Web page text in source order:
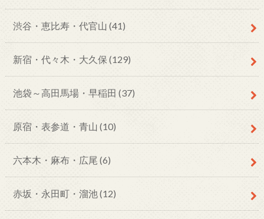
渋谷・恵比寿・代官山 (41)
新宿・代々木・大久保 (129)
池袋～高田馬場・早稲田 (37)
原宿・表参道・青山 (10)
六本木・麻布・広尾 (6)
赤坂・永田町・溜池(12)